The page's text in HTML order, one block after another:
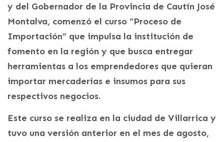
y del Gobernador de la Provincia de Cautín José
Montalva, comenzó el curso “Proceso de
Importación” que impulsa la institución de
fomento en la región y que busca entregar
herramientas a los emprendedores que quieran
importar mercaderías e insumos para sus
respectivos negocios.
Este curso se realiza en la ciudad de Villarrica y
tuvo una versión anterior en el mes de agosto,